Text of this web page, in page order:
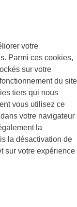
votre
Parmi ces cookies,
sur votre
du site
tiers qui nous
vous utilisez ce
votre navigateur
la
la désactivation de
sur votre expérience